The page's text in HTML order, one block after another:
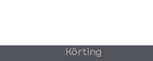
Körting